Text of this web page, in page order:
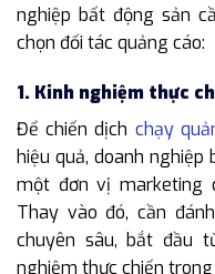
nghiệp bất động sản
chọn đối tác quảng cáo:
1. Kinh nghiệm thực
Để chiến dịch chạy
hiệu quả, doanh nghiệp
một đơn vị marketing
Thay vào đó, cần
chuyên sâu, bắt đầu
nghiệm thực chiến